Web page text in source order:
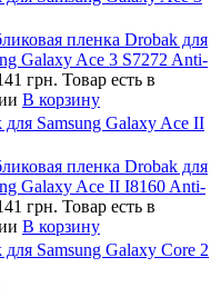
пленка Drobak для
Galaxy Ace 3 S7272 Anti-
грн. Товар есть в
В корзину
Samsung Galaxy Ace II
пленка Drobak для
Galaxy Ace II I8160 Anti-
грн. Товар есть в
В корзину
Samsung Galaxy Core 2